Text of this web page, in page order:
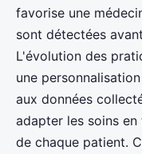
favorise une
sont détectées
L'évolution des
une
aux données
adapter les soins
de chaque patient.